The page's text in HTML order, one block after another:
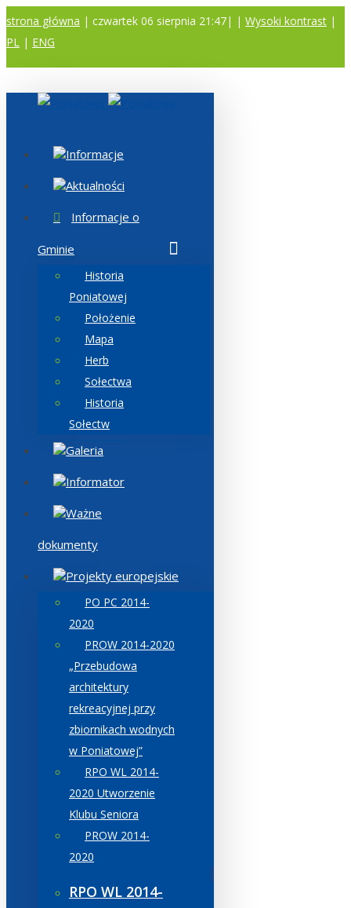
strona główna | czwartek 06 sierpnia 21:47| | Wysoki kontrast |
PL | ENG
Informacje
Aktualności
Informacje o
Gminie
Historia
Poniatowej
Położenie
Mapa
Herb
Sołectwa
Historia
Sołectw
Galeria
Informator
Ważne
dokumenty
Projekty europejskie
PO PC 2014-
2020
PROW 2014-2020
„Przebudowa
architektury
rekreacyjnej przy
zbiornikach wodnych
w Poniatowej”
RPO WL 2014-
2020 Utworzenie
Klubu Seniora
PROW 2014-
2020
RPO WL 2014-